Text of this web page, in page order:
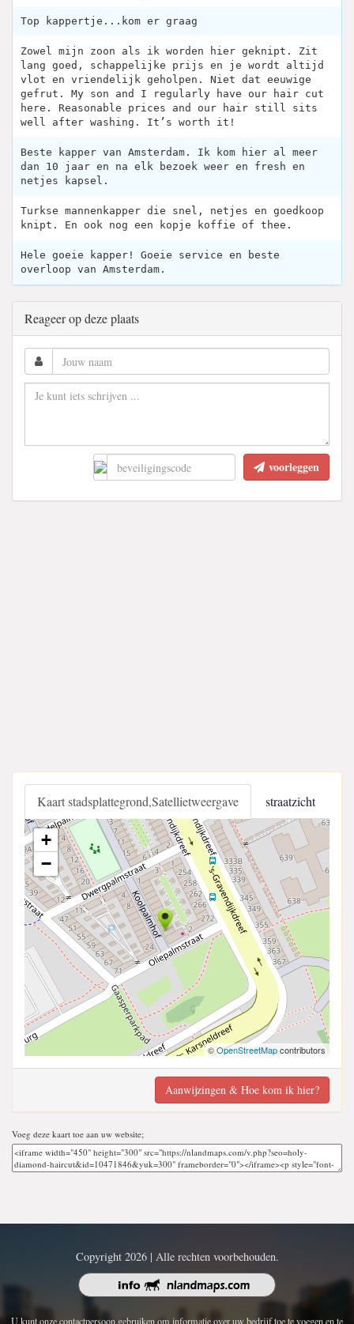
Top kappertje...kom er graag
Zowel mijn zoon als ik worden hier geknipt. Zit
lang goed, schappelijke prijs en je wordt altijd
vlot en vriendelijk geholpen. Niet dat eeuwige
gefrut. My son and I regularly have our hair cut
here. Reasonable prices and our hair still sits
well after washing. It’s worth it!
Beste kapper van Amsterdam. Ik kom hier al meer
dan 10 jaar en na elk bezoek weer en fresh en
netjes kapsel.
Turkse mannenkapper die snel, netjes en goedkoop
knipt. En ook nog een kopje koffie of thee.
Hele goeie kapper! Goeie service en beste
overloop van Amsterdam.
Reageer op deze plaats
voorleggen
Kaart stadsplattegrond,Satellietweergave straatzicht
+
−
©OpenStreetMapcontributors
Aanwijzingen & Hoe kom ik hier?
Voeg deze kaart toe aan uw website;
Copyright 2026 | Alle rechten voorbehouden.
U kunt onze contactpersoon gebruiken om informatie over uw bedrijf toe te voegen en te